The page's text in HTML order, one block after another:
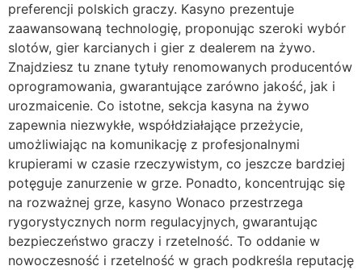
preferencji polskich graczy. Kasyno prezentuje
zaawansowaną technologię, proponując szeroki wybór
slotów, gier karcianych i gier z dealerem na żywo.
Znajdziesz tu znane tytuły renomowanych producentów
oprogramowania, gwarantujące zarówno jakość, jak i
urozmaicenie. Co istotne, sekcja kasyna na żywo
zapewnia niezwykłe, współdziałające przeżycie,
umożliwiając na komunikację z profesjonalnymi
krupierami w czasie rzeczywistym, co jeszcze bardziej
potęguje zanurzenie w grze. Ponadto, koncentrując się
na rozważnej grze, kasyno Wonaco przestrzega
rygorystycznych norm regulacyjnych, gwarantując
bezpieczeństwo graczy i rzetelność. To oddanie w
nowoczesność i rzetelność w grach podkreśla reputację